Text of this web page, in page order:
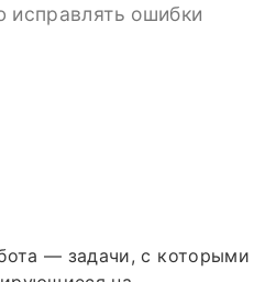
ошибки
— задачи, с которыми